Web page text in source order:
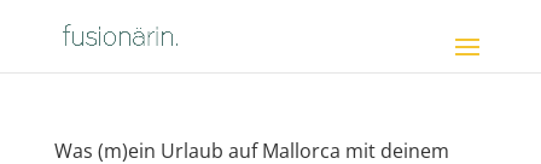
Was (m)ein Urlaub auf Mallorca mit deinem